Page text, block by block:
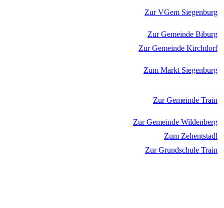
Zur VGem Siegenburg
Zur Gemeinde Biburg
Zur Gemeinde Kirchdorf
Zum Markt Siegenburg
Zur Gemeinde Train
Zur Gemeinde Wildenberg
Zum Zehentstadl
Zur Grundschule Train